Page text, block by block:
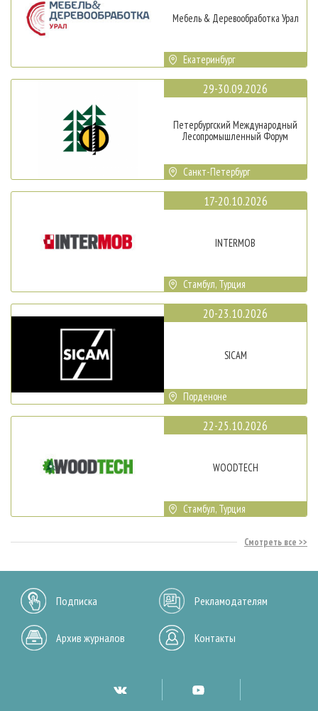
Мебель & Деревообработка Урал
Екатеринбург
29-30.09.2026
Петербургский Международный
Лесопромышленный Форум
Санкт-Петербург
17-20.10.2026
INTERMOB
Стамбул, Турция
20-23.10.2026
SICAM
Порденоне
22-25.10.2026
WOODTECH
Стамбул, Турция
Смотреть все
Подписка Рекламодателям
Архив журналов Контакты